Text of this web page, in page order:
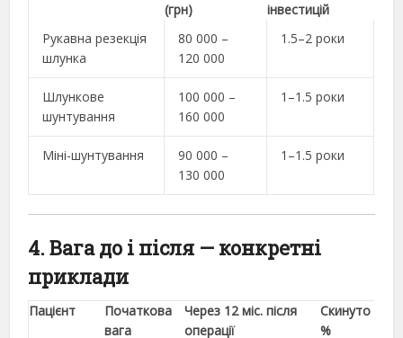
(грн)
інвестицій
Рукавна резекція
шлунка
80 000 –
120 000
1.5–2 роки
Шлункове
шунтування
100 000 –
160 000
1–1.5 роки
Міні-шунтування
90 000 –
130 000
1–1.5 роки
4. Вага до і після — конкретні
приклади
Пацієнт
Початкова
вага
Через 12 міс. після
операції
Скинуто
%